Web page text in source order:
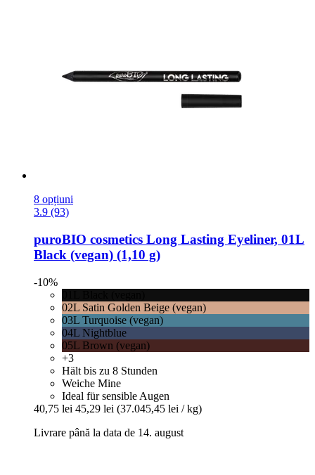
8 opțiuni
3.9 (93)
puroBIO cosmetics Long Lasting Eyeliner, 01L
Black (vegan) (1,10 g)
-10%
02L Satin Golden Beige (vegan)
03L Turquoise (vegan)
04L Nightblue
05L Brown (vegan)
+3
Hält bis zu 8 Stunden
Weiche Mine
Ideal für sensible Augen
40,75 lei 45,29 lei (37.045,45 lei / kg)
Livrare până la data de 14. august